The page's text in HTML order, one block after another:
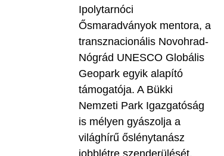
Ipolytarnóci
Ősmaradványok mentora, a
transznacionális Novohrad-
Nógrád UNESCO Globális
Geopark egyik alapító
támogatója. A Bükki
Nemzeti Park Igazgatóság
is mélyen gyászolja a
világhírű őslénytanász
jobblétre szenderülését.